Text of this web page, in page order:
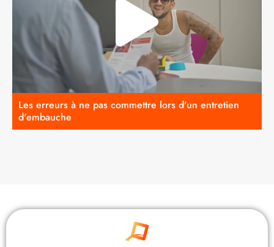
Les erreurs à ne pas commettre lors d'un entretien
d'embauche